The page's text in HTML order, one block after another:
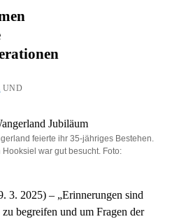
UND
feierte ihr 35-jähriges Bestehen.
war gut besucht. Foto:
3. 2025) – „Erinnerungen sind
begreifen und um Fragen der